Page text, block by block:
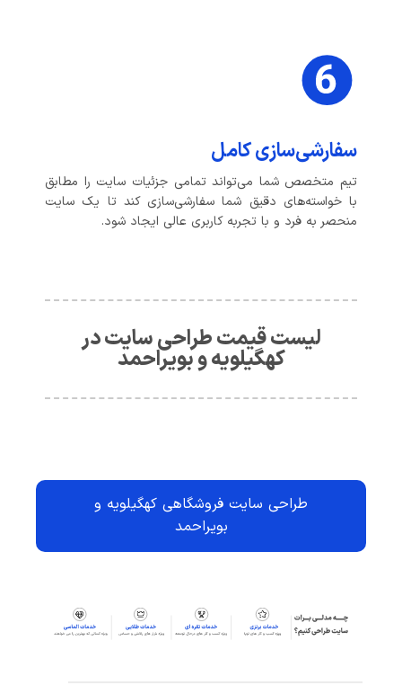
سفارشی‌سازی کامل
تیم متخصص شما می‌تواند تمامی جزئیات سایت را مطابق
با خواسته‌های دقیق شما سفارشی‌سازی کند تا یک سایت
منحصر به فرد و با تجربه کاربری عالی ایجاد شود.
لیست قیمت طراحی سایت در
کهگیلویه و بویراحمد
طراحی سایت فروشگاهی کهگیلویه و
بویراحمد